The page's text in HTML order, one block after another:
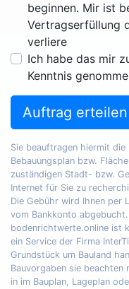
beginnen. Mir ist
Vertragserfüllung
verliere
Ich habe das mir
Kenntnis
Auftrag erteilen
Sie beauftragen hiermit die
Bebauungsplan bzw.
zuständigen Stadt- bzw.
Internet für Sie zu
Die Gebühr wird Ihnen per
vom Bankkonto abgebucht.
bodenrichtwerte.online ist
ein Service der Firma
Grundstück um Bauland
Bauvorgaben sie
in im Bauplan, Lageplan